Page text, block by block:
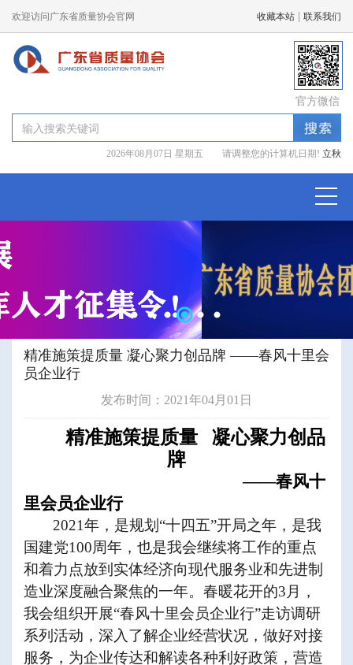
欢迎访问广东省质量协会官网 收藏本站 联系我们
官方微信
2026年08月07日 星期五 请调整您的计算机日期! 立秋
精准施策提质量 凝心聚力创品牌 ——春风十里会
员企业行
发布时间：2021年04月01日
精准施策提质量
凝心聚力创品
牌
——春风十
里会员企业行
2021年，是规划 “十四五”开局之年，是我
国建党100周年，也是我会继续将工作的重点
和着力点放到实体经济向现代服务业和先进制
造业深度融合聚焦的一年。春暖花开的3 月，
我会组织开展“春风十里会员企业行”走访调研
系列活动，深入了解企业经营状况，做好对接
服务，为企业传达和解读各种利好政策，营造